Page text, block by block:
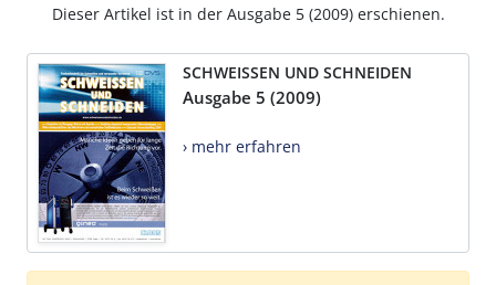
Dieser Artikel ist in der Ausgabe 5 (2009) erschienen.
SCHWEISSEN UND SCHNEIDEN
Ausgabe 5 (2009)
› mehr erfahren